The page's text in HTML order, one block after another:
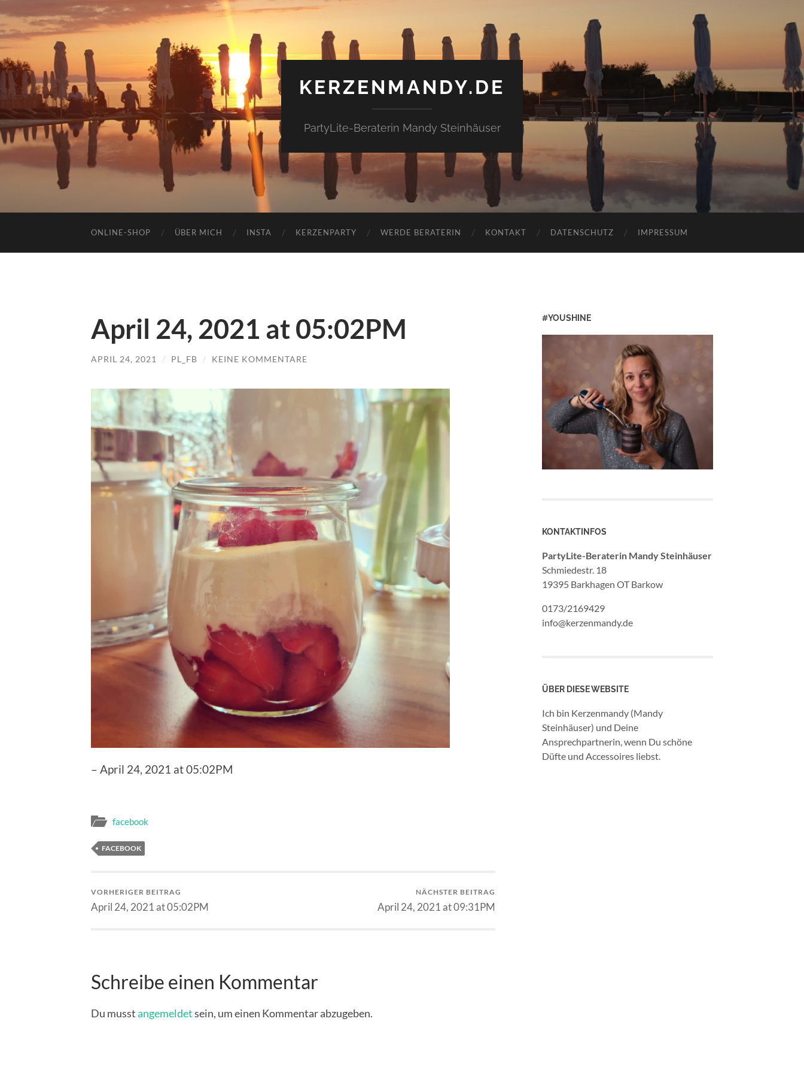
KERZENMANDY.DE
PartyLite-Beraterin Mandy Steinhäuser
ONLINE-SHOP ÜBER MICH INSTA KERZENPARTY WERDE BERATERIN KONTAKT DATENSCHUTZ IMPRESSUM
April 24, 2021 at 05:02PM
APRIL 24, 2021 / PL_FB / KEINE KOMMENTARE
– April 24, 2021 at 05:02PM
facebook
FACEBOOK
VORHERIGER BEITRAG
April 24, 2021 at 05:02PM
NÄCHSTER BEITRAG
April 24, 2021 at 09:31PM
Schreibe einen Kommentar
Du musstangemeldetsein, um einen Kommentar abzugeben.
#YOUSHINE
KONTAKTINFOS
PartyLite-Beraterin Mandy Steinhäuser
Schmiedestr. 18
19395 Barkhagen OT Barkow
0173/2169429
info@kerzenmandy.de
ÜBER DIESE WEBSITE
Ich bin Kerzenmandy (Mandy
Steinhäuser) und Deine
Ansprechpartnerin, wenn Du schöne
Düfte und Accessoires liebst.